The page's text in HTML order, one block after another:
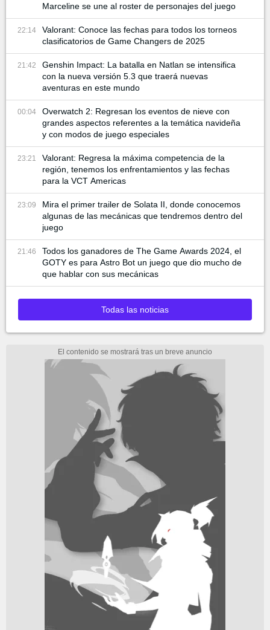
Marceline se une al roster de personajes del juego
22:14
Valorant: Conoce las fechas para todos los torneos
clasificatorios de Game Changers de 2025
21:42
Genshin Impact: La batalla en Natlan se intensifica
con la nueva versión 5.3 que traerá nuevas
aventuras en este mundo
00:04
Overwatch 2: Regresan los eventos de nieve con
grandes aspectos referentes a la temática navideña
y con modos de juego especiales
23:21
Valorant: Regresa la máxima competencia de la
región, tenemos los enfrentamientos y las fechas
para la VCT Americas
23:09
Mira el primer trailer de Solata II, donde conocemos
algunas de las mecánicas que tendremos dentro del
juego
21:46
Todos los ganadores de The Game Awards 2024, el
GOTY es para Astro Bot un juego que dio mucho de
que hablar con sus mecánicas
Todas las noticias